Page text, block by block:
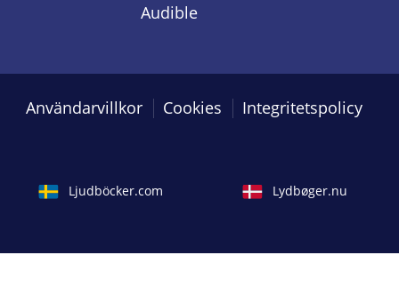
Audible
Användarvillkor Cookies Integritetspolicy
Ljudböcker.com Lydbøger.nu